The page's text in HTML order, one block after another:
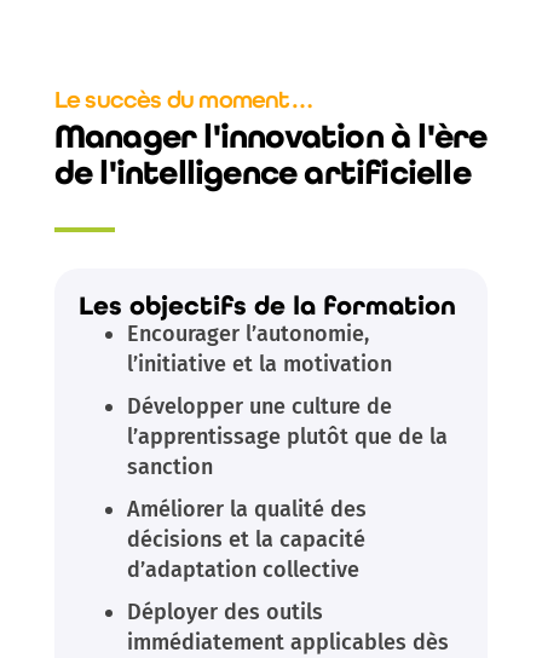
Le succès du moment…
Manager l'innovation à l'ère
de l'intelligence artificielle
Les objectifs de la formation
Encourager l’autonomie,
l’initiative et la motivation
Développer une culture de
l’apprentissage plutôt que de la
sanction
Améliorer la qualité des
décisions et la capacité
d’adaptation collective
Déployer des outils
immédiatement applicables dès